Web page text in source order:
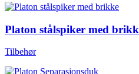
Platon stålspiker med
Tilbehør